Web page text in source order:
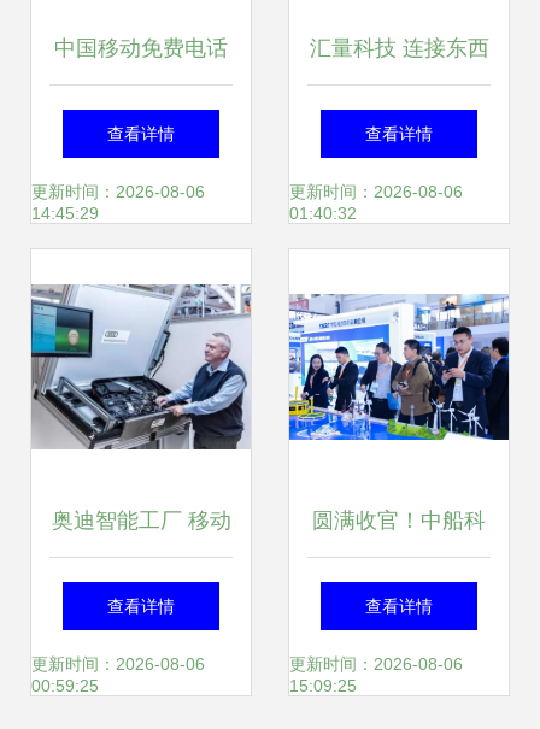
中国移动免费电话
产品“和飞信”登
场，移动领域应用
查看详情
更新时间：2026-08-06
14:45:29
汇量科技 连接东西
方市场的‘卖水人’与
移动领域的超级赋
查看详情
更新时间：2026-08-06
01:40:32
奥迪智能工厂 移动
应用开发如何重塑
未来制造新范式
查看详情
更新时间：2026-08-06
00:59:25
圆满收官！中船科
技CWP2025精彩
回顾 移动领域应用
查看详情
更新时间：2026-08-06
15:09:25